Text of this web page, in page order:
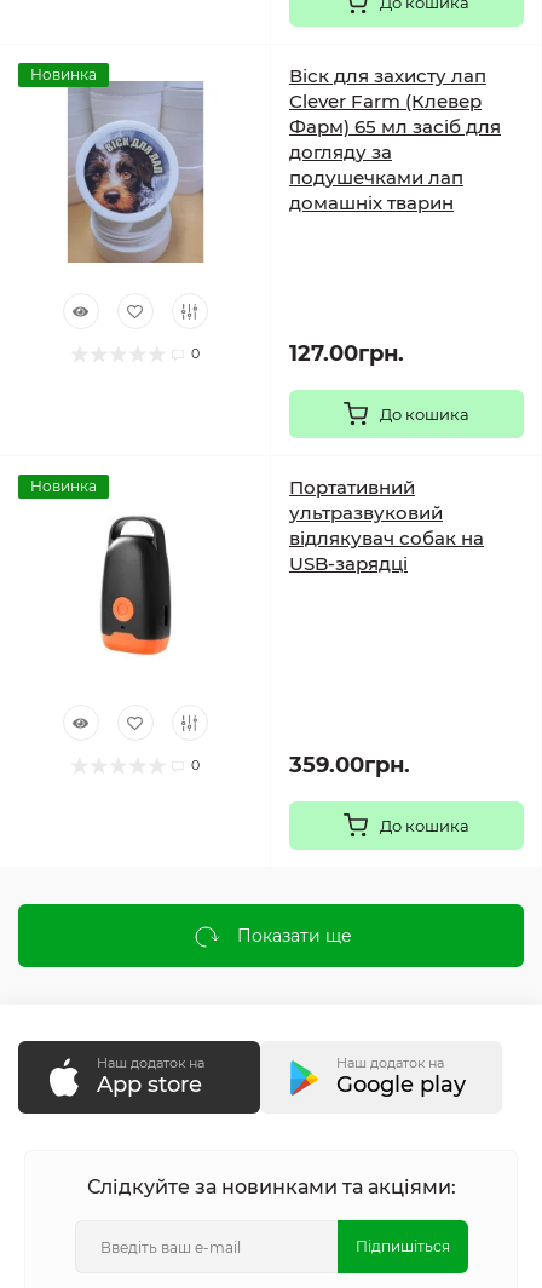
Новинка
0
Віск для захисту лап
Clever Farm (Клевер
Фарм) 65 мл засіб для
догляду за
подушечками лап
домашніх тварин
127.00грн.
До кошика
Новинка
0
Портативний
ультразвуковий
відлякувач собак на
USB-зарядці
359.00грн.
До кошика
Показати ще
Наш додаток на
App store
Наш додаток на
Google play
Слідкуйте за новинками та акціями:
Підпишіться